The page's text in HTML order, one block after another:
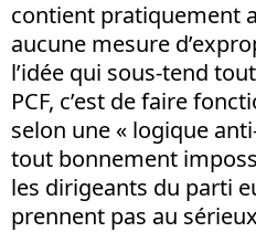
contient pratiquement
aucune mesure
l’idée qui sous-tend
PCF, c’est de faire
selon une « logique
tout bonnement
les dirigeants du parti
prennent pas au